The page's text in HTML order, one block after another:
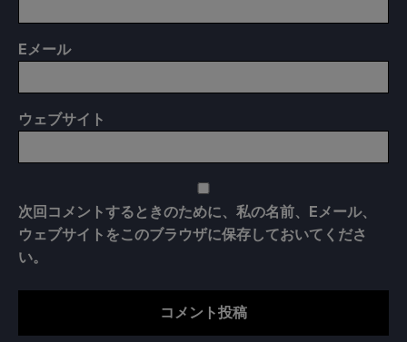
E メール
ウェブサイト
次回コメントするときのために、私の名前、Eメール、
ウェブサイトをこのブラウザに保存しておいてくださ
い。